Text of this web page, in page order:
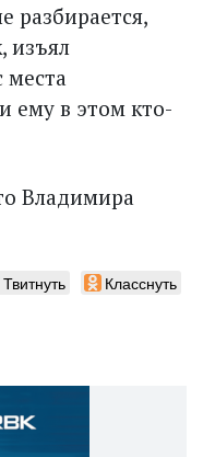
разбирается,
изъял
места
ему в этом кто-
Владимира
Твитнуть Класснуть